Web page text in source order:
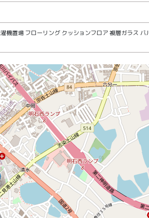
機置場 フローリング クッションフロア 複層ガラス バ